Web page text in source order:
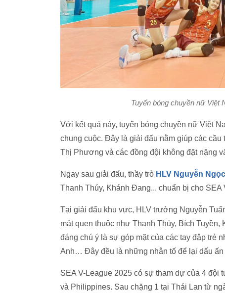
Tuyển bóng chuyền nữ Việt
Với kết quả này, tuyển bóng chuyền nữ Việt
chung cuộc. Đây là giải đấu nằm giúp các
Thị Phương và các đồng đội không đặt nặng
Ngay sau giải đấu, thầy trò HLV Nguyễn
Thanh Thúy, Khánh Đang... chuẩn bị cho SEA
Tại giải đấu khu vực, HLV trưởng Nguyễn
mặt quen thuộc như Thanh Thúy, Bích
đáng chú ý là sự góp mặt của các tay đập trẻ
Anh… Đây đều là những nhân tố để lại dấu
SEA V-League 2025 có sự tham dự của 4 đội
và Philippines. Sau chặng 1 tại Thái Lan từ